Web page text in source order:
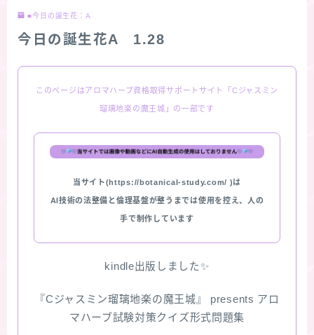
秘密部屋
お知らせ
公式ウェブサイト『Botanical Study』
Cジャスミン瑠璃地楽の主な活動先リンク集
プロフィール
アロマハーブアンケート
おすすめ商品＆レビュー
★スペシャルアロマハーブ４択クイズ (kindle出
■今日の誕生花：A
今日の誕生花A 1.28
このページはアロマハーブ資格取得サポートサイト「Cジャスミン
瑠璃地楽の魔王城」の一部です
当サイト(https://botanical-study.com/ )は
AI技術の法整備と倫理基盤が整うまでは使用を控え、人の
手で制作しています
kindle出版しました✨
『Cジャスミン瑠璃地楽の魔王城』 presents アロ
マハーブ試験対策クイズ形式問題集